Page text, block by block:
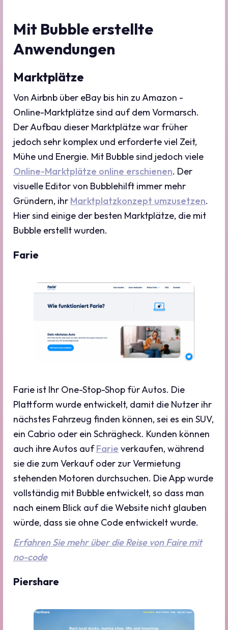
Mit Bubble erstellte
Anwendungen
Marktplätze
Von Airbnb über eBay bis hin zu Amazon -
Online-Marktplätze sind auf dem Vormarsch.
Der Aufbau dieser Marktplätze war früher
jedoch sehr komplex und erforderte viel Zeit,
Mühe und Energie. Mit Bubble sind jedoch viele
Online-Marktplätze online erschienen. Der
visuelle Editor von Bubblehilft immer mehr
Gründern, ihr Marktplatzkonzept umzusetzen.
Hier sind einige der besten Marktplätze, die mit
Bubble erstellt wurden.
Farie
Farie ist Ihr One-Stop-Shop für Autos. Die
Plattform wurde entwickelt, damit die Nutzer ihr
nächstes Fahrzeug finden können, sei es ein SUV,
ein Cabrio oder ein Schrägheck. Kunden können
auch ihre Autos aufFarie verkaufen, während
sie die zum Verkauf oder zur Vermietung
stehenden Motoren durchsuchen. Die App wurde
vollständig mit Bubble entwickelt, so dass man
nach einem Blick auf die Website nicht glauben
würde, dass sie ohne Code entwickelt wurde.
Erfahren Sie mehr über die Reise von Faire mit
no-code
Piershare